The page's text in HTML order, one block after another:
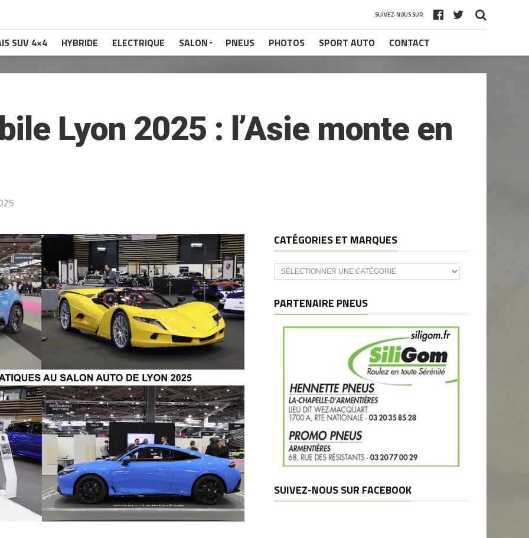
SUIVEZ-NOUS SUR
SUV 4×4 HYBRIDE ELECTRIQUE SALON PNEUS PHOTOS SPORT AUTO CONTACT
Lyon 2025 : l’Asie monte en
CATÉGORIES ET MARQUES
Catégories
et
PARTENAIRE PNEUS
SUIVEZ-NOUS SUR FACEBOOK